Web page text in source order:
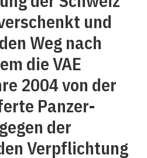
und
Weg nach
die VAE
2004 von der
Panzer­
der
Verpflichtung